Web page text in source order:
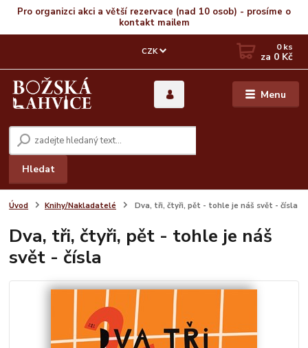
Pro organizci akci a větší rezervace (nad 10 osob) - prosíme o
kontakt mailem
Menu
CZK
Hledat
0ks
za 0 Kč
Úvod Knihy/Nakladatelé Dva, tři, čtyři, pět - tohle je náš svět - čísla
Dva, tři, čtyři, pět - tohle je náš
svět - čísla